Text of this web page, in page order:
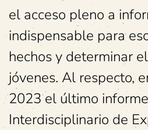
el acceso pleno a
indispensable para
hechos y determinar
jóvenes. Al respecto,
2023 el último
Interdisciplinario de